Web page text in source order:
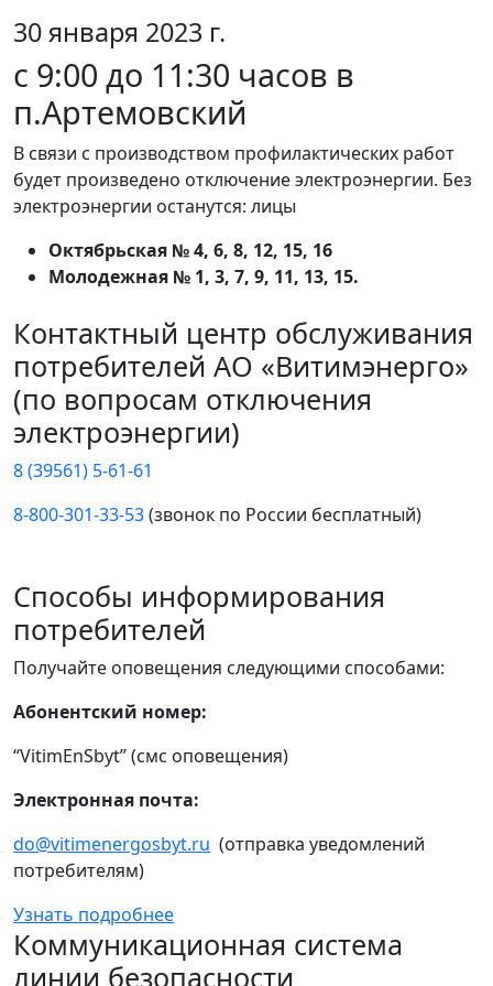
30 января 2023 г.
с 9:00 до 11:30 часов в
п.Артемовский
В связи с производством профилактических работ
будет произведено отключение электроэнергии. Без
электроэнергии останутся: лицы
Октябрьская № 4, 6, 8, 12, 15, 16
Молодежная № 1, 3, 7, 9, 11, 13, 15.
Контактный центр обслуживания
потребителей АО «Витимэнерго»
(по вопросам отключения
электроэнергии)
8 (39561) 5-61-61
8-800-301-33-53(звонок по России бесплатный)
Способы информирования
потребителей
Получайте оповещения следующими способами:
Абонентский номер:
“VitimEnSbyt” (смс оповещения)
Электронная почта:
do@vitimenergosbyt.ru (отправка уведомлений
потребителям)
Узнать подробнее
Коммуникационная система
линии безопасности